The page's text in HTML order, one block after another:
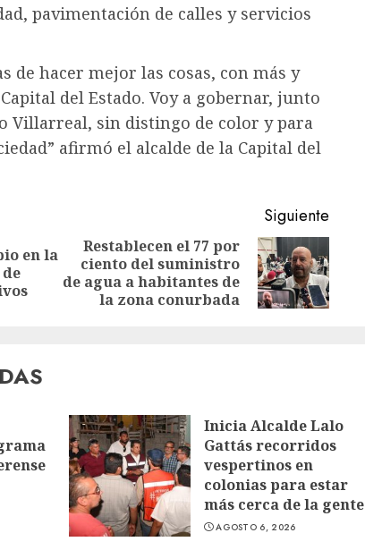
pavimentación de calles y servicios
de hacer mejor las cosas, con más y
del Estado. Voy a gobernar, junto
Villarreal, sin distingo de color y para
afirmó el alcalde de la Capital del
Entrada
anterior:
en la
Siguiente
Siguiente
entrada:
Restablecen el 77 por
ciento del suministro
de agua a habitantes de
la zona conurbada
Inicia Alcalde Lalo
Gattás recorridos
vespertinos en
colonias para estar
más cerca de la gente
AGOSTO 6, 2026